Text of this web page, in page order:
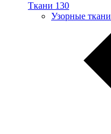
Ткани 130
Узорные ткани